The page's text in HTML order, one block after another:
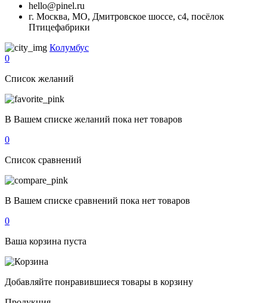
hello@pinel.ru
г. Москва, МО, Дмитровское шоссе, с4, посёлок
Птицефабрики
Колумбус
0
Список желаний
В Вашем списке желаний пока нет товаров
0
Список сравнений
В Вашем списке сравнений пока нет товаров
0
Ваша корзина пуста
Добавляйте понравившиеся товары в корзину